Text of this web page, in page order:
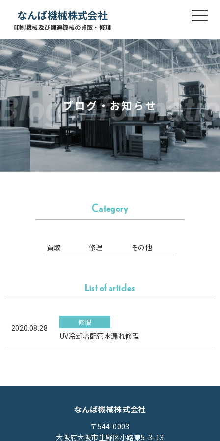
なんば機械株式会社
印刷機械及び関連機械の買取・修理
ブログ・お知らせ
Category
買取 修理 その他
List of articles
2020.08.28
修理
UV冷却塔配管水漏れ修理
なんば機械株式会社
〒544-0003
大阪府大阪市生野区小路東5-3-13